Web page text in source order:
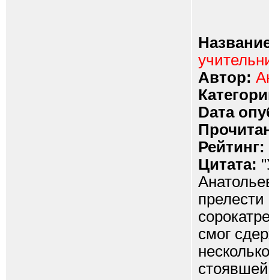
Автор:
Dата
Рейтинг:
Цитата:
смог